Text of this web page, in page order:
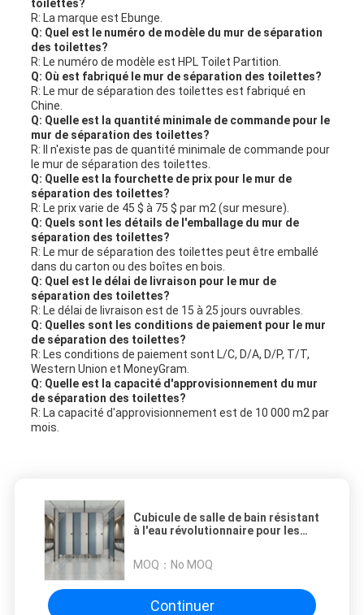
toilettes?
R: La marque est Ebunge.
Q: Quel est le numéro de modèle du mur de séparation
des toilettes?
R: Le numéro de modèle est HPL Toilet Partition.
Q: Où est fabriqué le mur de séparation des toilettes?
R: Le mur de séparation des toilettes est fabriqué en
Chine.
Q: Quelle est la quantité minimale de commande pour le
mur de séparation des toilettes?
R: Il n'existe pas de quantité minimale de commande pour
le mur de séparation des toilettes.
Q: Quelle est la fourchette de prix pour le mur de
séparation des toilettes?
R: Le prix varie de 45 $ à 75 $ par m2 (sur mesure).
Q: Quels sont les détails de l'emballage du mur de
séparation des toilettes?
R: Le mur de séparation des toilettes peut être emballé
dans du carton ou des boîtes en bois.
Q: Quel est le délai de livraison pour le mur de
séparation des toilettes?
R: Le délai de livraison est de 15 à 25 jours ouvrables.
Q: Quelles sont les conditions de paiement pour le mur
de séparation des toilettes?
R: Les conditions de paiement sont L/C, D/A, D/P, T/T,
Western Union et MoneyGram.
Q: Quelle est la capacité d'approvisionnement du mur
de séparation des toilettes?
R: La capacité d'approvisionnement est de 10 000 m2 par
mois.
Cubicule de salle de bain résistant
à l'eau révolutionnaire pour les
MOQ： No MOQ
Continuer